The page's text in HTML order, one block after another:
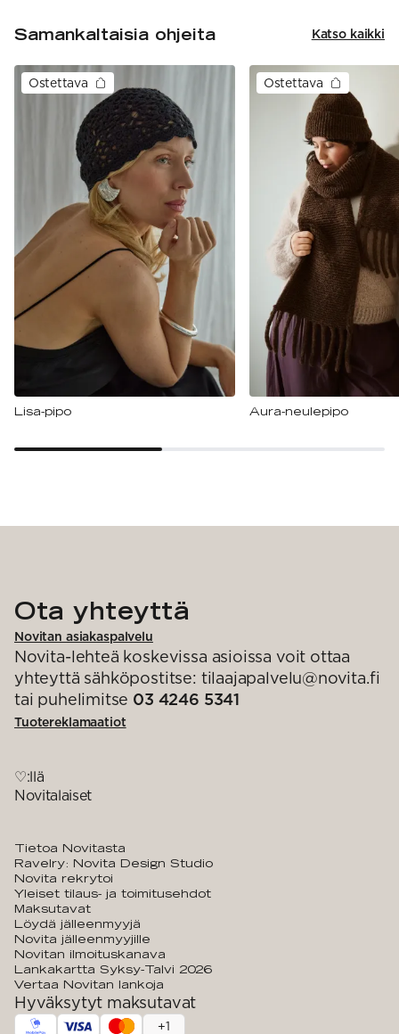
Samankaltaisia ohjeita Katso kaikki
Ostettava
Lisa-pipo
Ostettava
Aura-neulepipo
Ota yhteyttä
Novitan asiakaspalvelu
Novita-lehteä koskevissa asioissa voit ottaa
yhteyttä sähköpostitse: tilaajapalvelu@novita.fi
tai puhelimitse 03 4246 5341
Tuotereklamaatiot
♡:llä
Novitalaiset
Tietoa Novitasta
Ravelry: Novita Design Studio
Novita rekrytoi
Yleiset tilaus- ja toimitusehdot
Maksutavat
Löydä jälleenmyyjä
Novita jälleenmyyjille
Novitan ilmoituskanava
Lankakartta Syksy-Talvi 2026
Vertaa Novitan lankoja
Hyväksytyt maksutavat
+1